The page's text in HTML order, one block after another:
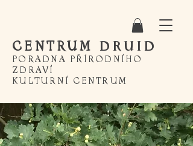
CENTRUM DRUID
PORADNA PŘÍRODNÍHO
ZDRAVÍ
KULTURNÍ CENTRUM